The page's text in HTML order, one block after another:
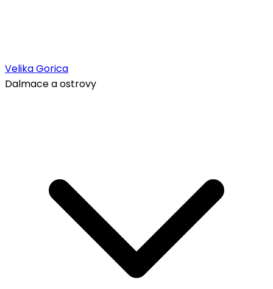
Velika Gorica
Dalmace a ostrovy